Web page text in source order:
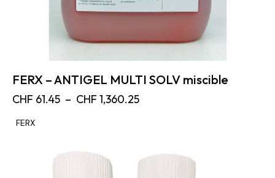
FERX – ANTIGEL MULTI SOLV miscible
CHF 61.45 – CHF 1,360.25
FERX